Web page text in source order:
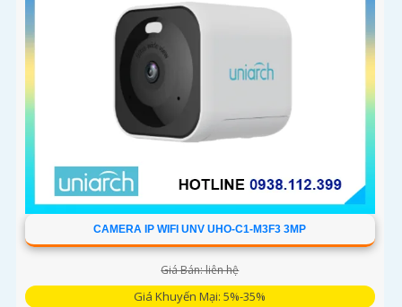
CAMERA IP WIFI UNV UHO-C1-M3F3 3MP
Giá Bán: liên hệ
Giá Khuyến Mại: 5%-35%